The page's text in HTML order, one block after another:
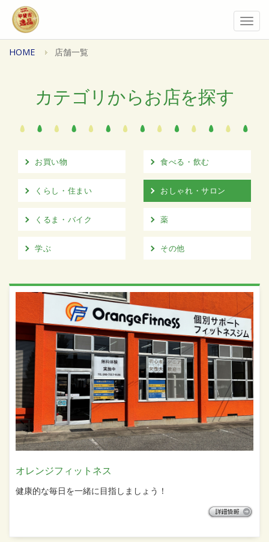
HOME 店舗一覧
カテゴリからお店を探す
お買い物 食べる・飲む
くらし・住まい おしゃれ・サロン
くるま・バイク 薬
学ぶ その他
オレンジフィットネス
健康的な毎日を一緒に目指しましょう！